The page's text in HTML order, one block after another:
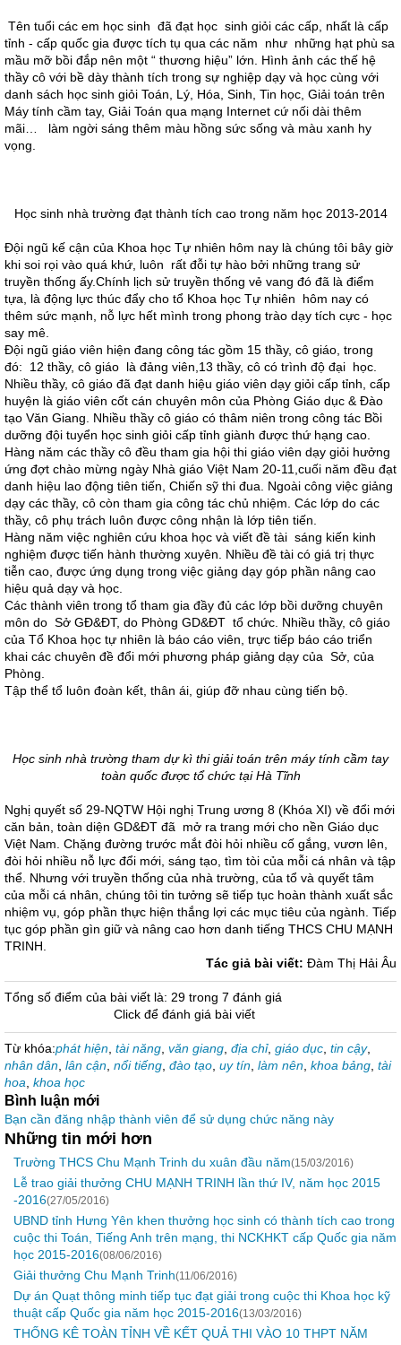
Tên tuổi các em học sinh đã đạt học sinh giỏi các cấp, nhất là cấp
tỉnh - cấp quốc gia được tích tụ qua các năm như những hạt phù sa
mầu mỡ bồi đắp nên một “ thương hiệu” lớn. Hình ảnh các thế hệ
thầy cô với bề dày thành tích trong sự nghiệp dạy và học cùng với
danh sách học sinh giỏi Toán, Lý, Hóa, Sinh, Tin học, Giải toán trên
Máy tính cầm tay, Giải Toán qua mạng Internet cứ nối dài thêm
mãi… làm ngời sáng thêm màu hồng sức sống và màu xanh hy
vọng.
Học sinh nhà trường đạt thành tích cao trong năm học 2013-2014
Đội ngũ kế cận của Khoa học Tự nhiên hôm nay là chúng tôi bây giờ
khi soi rọi vào quá khứ, luôn rất đỗi tự hào bởi những trang sử
truyền thống ấy.Chính lịch sử truyền thống vẻ vang đó đã là điểm
tựa, là động lực thúc đẩy cho tổ Khoa học Tự nhiên hôm nay có
thêm sức mạnh, nỗ lực hết mình trong phong trào dạy tích cực - học
say mê.
Đội ngũ giáo viên hiện đang công tác gồm 15 thầy, cô giáo, trong
đó: 12 thầy, cô giáo là đảng viên,13 thầy, cô có trình độ đại học.
Nhiều thầy, cô giáo đã đạt danh hiệu giáo viên dạy giỏi cấp tỉnh, cấp
huyện là giáo viên cốt cán chuyên môn của Phòng Giáo dục & Đào
tạo Văn Giang. Nhiều thầy cô giáo có thâm niên trong công tác Bồi
dưỡng đội tuyển học sinh giỏi cấp tỉnh giành được thứ hạng cao.
Hàng năm các thầy cô đều tham gia hội thi giáo viên dạy giỏi hưởng
ứng đợt chào mừng ngày Nhà giáo Việt Nam 20-11,cuối năm đều đạt
danh hiệu lao động tiên tiến, Chiến sỹ thi đua. Ngoài công việc giảng
dạy các thầy, cô còn tham gia công tác chủ nhiệm. Các lớp do các
thầy, cô phụ trách luôn được công nhận là lớp tiên tiến.
Hàng năm việc nghiên cứu khoa học và viết đề tài sáng kiến kinh
nghiệm được tiến hành thường xuyên. Nhiều đề tài có giá trị thực
tiễn cao, được ứng dụng trong việc giảng dạy góp phần nâng cao
hiệu quả dạy và học.
Các thành viên trong tổ tham gia đầy đủ các lớp bồi dưỡng chuyên
môn do Sở GĐ&ĐT, do Phòng GD&ĐT tổ chức. Nhiều thầy, cô giáo
của Tổ Khoa học tự nhiên là báo cáo viên, trực tiếp báo cáo triển
khai các chuyên đề đổi mới phương pháp giảng dạy của Sở, của
Phòng.
Tập thể tổ luôn đoàn kết, thân ái, giúp đỡ nhau cùng tiến bộ.
Học sinh nhà trường tham dự kì thi giải toán trên máy tính cầm tay
toàn quốc được tổ chức tại Hà Tĩnh
Nghị quyết số 29-NQTW Hội nghị Trung ương 8 (Khóa XI) về đổi mới
căn bản, toàn diện GD&ĐT đã mở ra trang mới cho nền Giáo dục
Việt Nam. Chặng đường trước mắt đòi hỏi nhiều cố gắng, vươn lên,
đòi hỏi nhiều nỗ lực đổi mới, sáng tạo, tìm tòi của mỗi cá nhân và tập
thể. Nhưng với truyền thống của nhà trường, của tổ và quyết tâm
của mỗi cá nhân, chúng tôi tin tưởng sẽ tiếp tục hoàn thành xuất sắc
nhiệm vụ, góp phần thực hiện thắng lợi các mục tiêu của ngành. Tiếp
tục góp phần gìn giữ và nâng cao hơn danh tiếng THCS CHU MẠNH
TRINH.
Tác giả bài viết: Đàm Thị Hải Âu
Tổng số điểm của bài viết là: 29 trong 7 đánh giá
Click để đánh giá bài viết
Từ khóa:phát hiện tài năng văn giang địa chỉ, giáo dục tin cậy,
nhân dân lân cận nổi tiếng đào tạo uy tín làm nên khoa bảng tài
hoa khoa học
Bình luận mới
Bạn cần đăng nhập thành viên để sử dụng chức năng này
Những tin mới hơn
Trường THCS Chu Mạnh Trinh du xuân đầu năm(15/03/2016)
Lễ trao giải thưởng CHU MẠNH TRINH lần thứ IV, năm học 2015
-2016(27/05/2016)
UBND tỉnh Hưng Yên khen thưởng học sinh có thành tích cao trong
cuộc thi Toán, Tiếng Anh trên mạng, thi NCKHKT cấp Quốc gia năm
học 2015-2016(08/06/2016)
Giải thưởng Chu Mạnh Trinh(11/06/2016)
Dự án Quạt thông minh tiếp tục đạt giải trong cuộc thi Khoa học kỹ
thuật cấp Quốc gia năm học 2015-2016(13/03/2016)
THỐNG KÊ TOÀN TỈNH VỀ KẾT QUẢ THI VÀO 10 THPT NĂM